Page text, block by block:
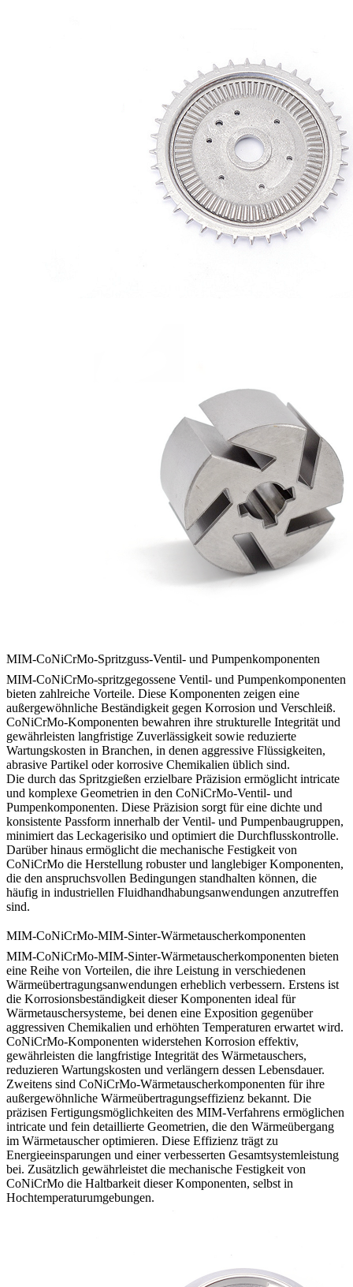
MIM-CoNiCrMo-Spritzguss-Ventil- und Pumpenkomponenten
MIM-CoNiCrMo-spritzgegossene Ventil- und Pumpenkomponenten
bieten zahlreiche Vorteile. Diese Komponenten zeigen eine
außergewöhnliche Beständigkeit gegen Korrosion und Verschleiß.
CoNiCrMo-Komponenten bewahren ihre strukturelle Integrität und
gewährleisten langfristige Zuverlässigkeit sowie reduzierte
Wartungskosten in Branchen, in denen aggressive Flüssigkeiten,
abrasive Partikel oder korrosive Chemikalien üblich sind.
Die durch das Spritzgießen erzielbare Präzision ermöglicht intricate
und komplexe Geometrien in den CoNiCrMo-Ventil- und
Pumpenkomponenten. Diese Präzision sorgt für eine dichte und
konsistente Passform innerhalb der Ventil- und Pumpenbaugruppen,
minimiert das Leckagerisiko und optimiert die Durchflusskontrolle.
Darüber hinaus ermöglicht die mechanische Festigkeit von
CoNiCrMo die Herstellung robuster und langlebiger Komponenten,
die den anspruchsvollen Bedingungen standhalten können, die
häufig in industriellen Fluidhandhabungsanwendungen anzutreffen
sind.
MIM-CoNiCrMo-MIM-Sinter-Wärmetauscherkomponenten
MIM-CoNiCrMo-MIM-Sinter-Wärmetauscherkomponenten bieten
eine Reihe von Vorteilen, die ihre Leistung in verschiedenen
Wärmeübertragungsanwendungen erheblich verbessern. Erstens ist
die Korrosionsbeständigkeit dieser Komponenten ideal für
Wärmetauschersysteme, bei denen eine Exposition gegenüber
aggressiven Chemikalien und erhöhten Temperaturen erwartet wird.
CoNiCrMo-Komponenten widerstehen Korrosion effektiv,
gewährleisten die langfristige Integrität des Wärmetauschers,
reduzieren Wartungskosten und verlängern dessen Lebensdauer.
Zweitens sind CoNiCrMo-Wärmetauscherkomponenten für ihre
außergewöhnliche Wärmeübertragungseffizienz bekannt. Die
präzisen Fertigungsmöglichkeiten des MIM-Verfahrens ermöglichen
intricate und fein detaillierte Geometrien, die den Wärmeübergang
im Wärmetauscher optimieren. Diese Effizienz trägt zu
Energieeinsparungen und einer verbesserten Gesamtsystemleistung
bei. Zusätzlich gewährleistet die mechanische Festigkeit von
CoNiCrMo die Haltbarkeit dieser Komponenten, selbst in
Hochtemperaturumgebungen.